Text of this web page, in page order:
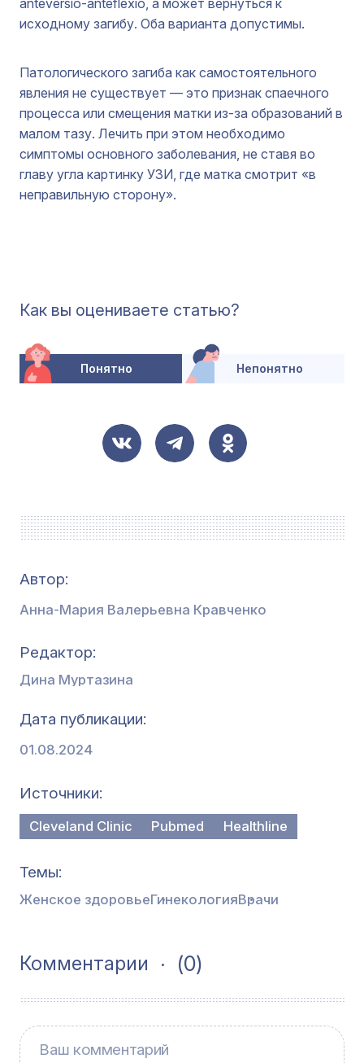
anteversio-anteflexio, а может вернуться к
исходному загибу. Оба варианта допустимы.
Патологического загиба как самостоятельного
явления не существует — это признак спаечного
процесса или смещения матки из-за образований в
малом тазу. Лечить при этом необходимо
симптомы основного заболевания, не ставя во
главу угла картинку УЗИ, где матка смотрит «в
неправильную сторону».
Как вы оцениваете статью?
Понятно Непонятно
Автор:
Анна-Мария Валерьевна Кравченко
Редактор
Дина Муртазина
Дата публикации
01.08.2024
Источники
Cleveland Clinic Pubmed Healthline
Темы
Женское здоровьеГинекологияВрачи
Комментарии (0)